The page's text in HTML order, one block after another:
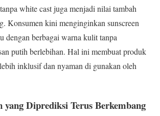
white cast juga menjadi nilai tambah
Konsumen kini menginginkan sunscreen
dengan berbagai warna kulit tanpa
putih berlebihan. Hal ini membuat produk
inklusif dan nyaman di gunakan oleh
Diprediksi Terus Berkembang